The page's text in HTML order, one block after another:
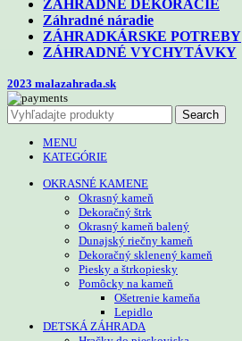
ZAHRADNÉ DEKORÁCIE
Záhradné náradie
ZÁHRADKÁRSKE POTREBY
ZÁHRADNÉ VYCHYTÁVKY
2023 malazahrada.sk
Search
MENU
KATEGÓRIE
OKRASNÉ KAMENE
Okrasný kameň
Dekoračný štrk
Okrasný kameň balený
Dunajský riečny kameň
Dekoračný sklenený kameň
Piesky a štrkopiesky
Pomôcky na kameň
Ošetrenie kameňa
Lepidlo
DETSKÁ ZÁHRADA